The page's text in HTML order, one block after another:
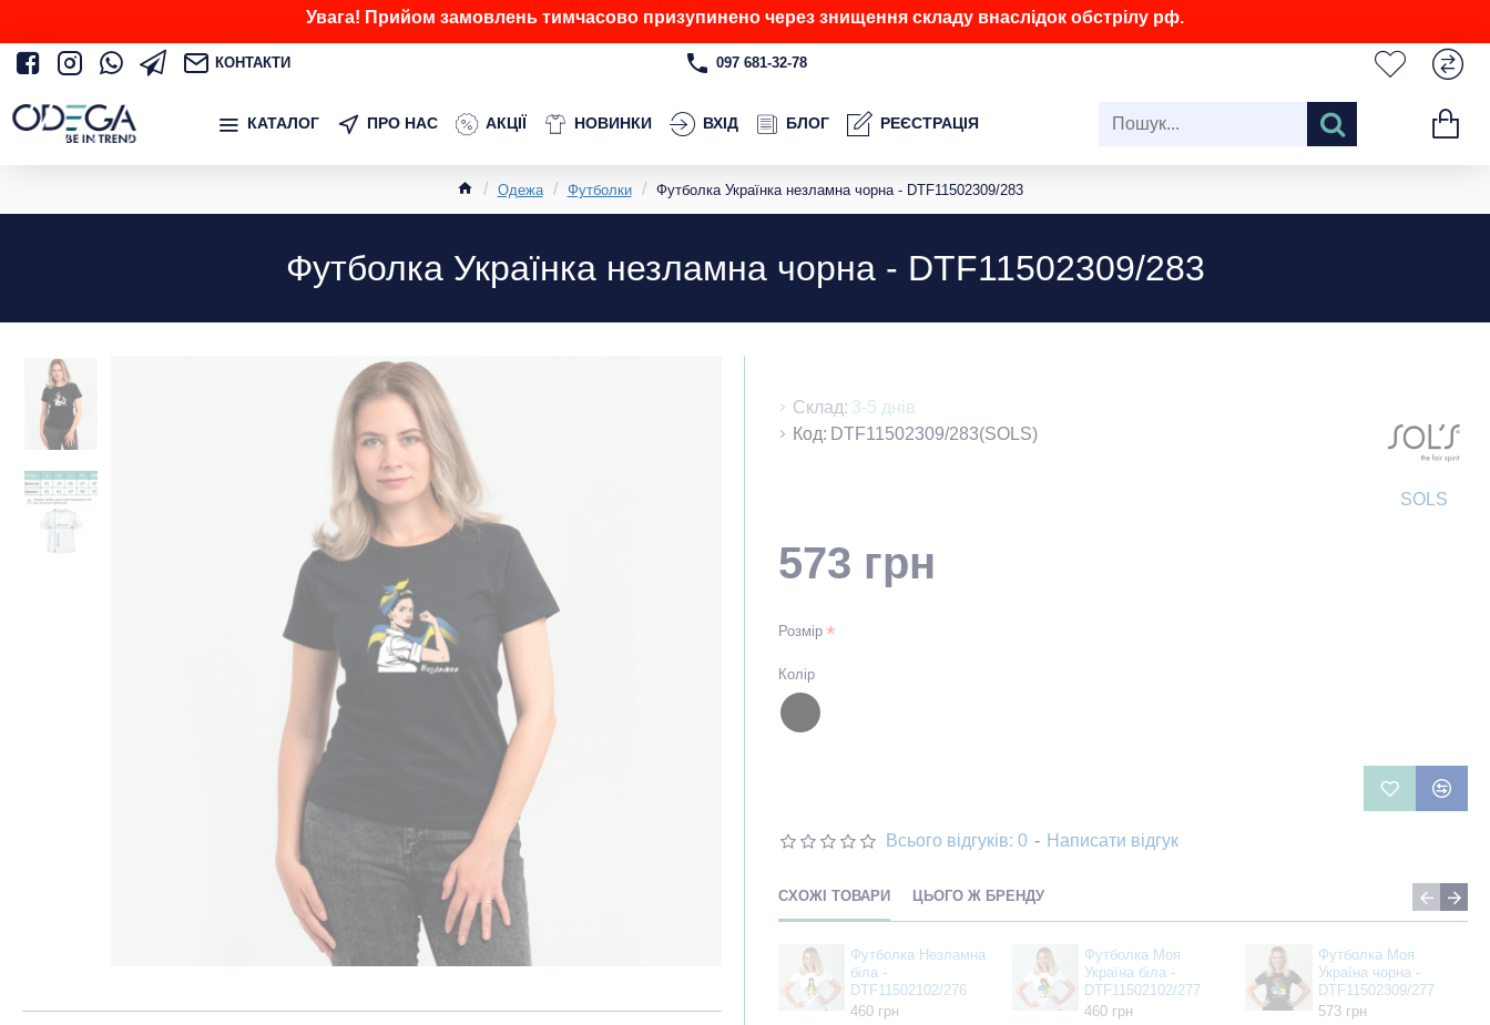
Увага! Прийом замовлень тимчасово призупинено через знищення складу внаслідок обстрілу рф.
КОНТАКТИ 097 681-32-78
КАТАЛОГ ПРО НАС АКЦІЇ НОВИНКИ ВХІД БЛОГ РЕЄСТРАЦІЯ
Одежа Футболки Футболка Українка незламна чорна - DTF11502309/283
Футболка Українка незламна чорна - DTF11502309/283
Склад: 3-5 днів
Код: DTF11502309/283(SOLS)
SOLS
Всього відгуків: 0 - Написати відгук
573 грн
Розмір
Колір
СХОЖІ ТОВАРИ ЦЬОГО Ж БРЕНДУ
Футболка Незламна
біла -
DTF11502102/276
460 грн
Футболка Моя
Україна біла -
DTF11502102/277
460 грн
Футболка Моя
Україна чорна -
DTF11502309/277
573 грн